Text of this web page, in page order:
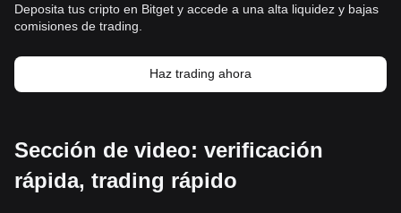
Deposita tus cripto en Bitget y accede a una alta liquidez y bajas
comisiones de trading.
Haz trading ahora
Sección de video: verificación
rápida, trading rápido